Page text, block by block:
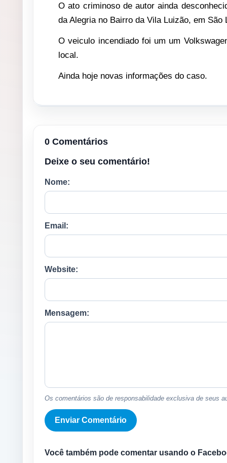
O ato criminoso de autor ainda
da Alegria no Bairro da Vila Luizão, em São
O veiculo incendiado foi um um
local.
Ainda hoje novas informações do caso.
0 Comentários
Deixe o seu comentário!
Nome:
Email:
Website:
Mensagem:
Os comentários são de responsabilidade exclusiva de seus
Você também pode comentar usando o